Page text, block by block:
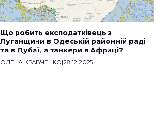
Що робить експодатківець з
Луганщини в Одеській районній раді
та в Дубаї, а танкери в Африці?
ОЛЕНА КРАВЧЕНКО|28.12.2025